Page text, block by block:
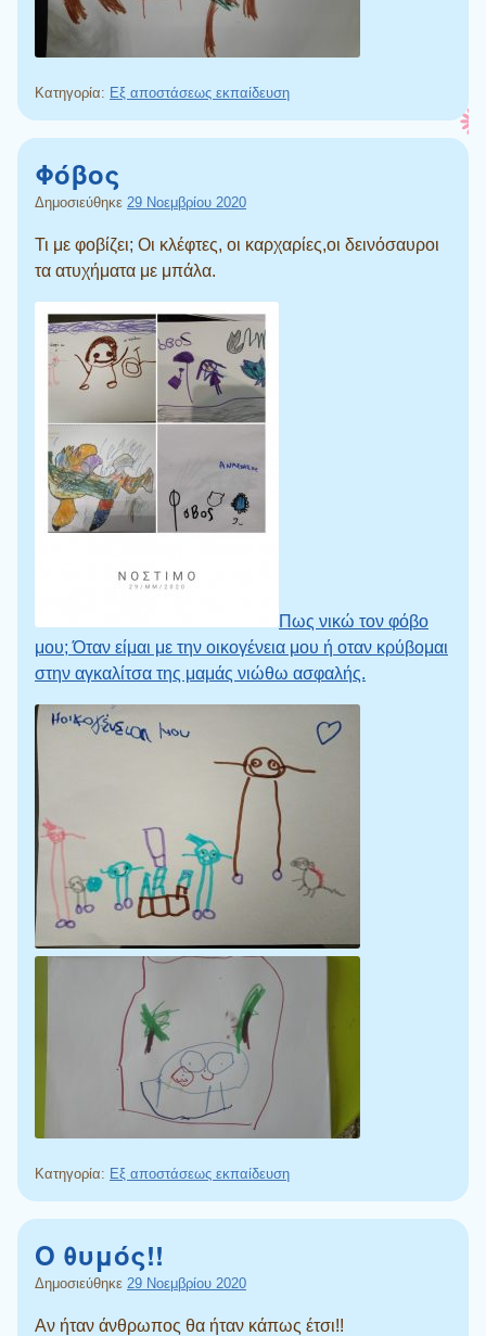
Κατηγορία: Εξ αποστάσεως εκπαίδευση
Φόβος
Δημοσιεύθηκε 29 Νοεμβρίου 2020
Τι με φοβίζει; Οι κλέφτες, οι καρχαρίες,οι δεινόσαυροι
τα ατυχήματα με μπάλα.
Πως νικώ τον φόβο
μου; Όταν είμαι με την οικογένεια μου ή οταν κρύβομαι
στην αγκαλίτσα της μαμάς νιώθω ασφαλής.
Κατηγορία: Εξ αποστάσεως εκπαίδευση
Ο θυμός!!
Δημοσιεύθηκε 29 Νοεμβρίου 2020
Αν ήταν άνθρωπος θα ήταν κάπως έτσι!!